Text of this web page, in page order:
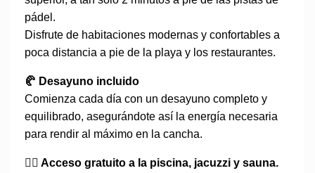
pádel.
Disfrute de habitaciones modernas y confortables a
poca distancia a pie de la playa y los restaurantes.
🥐 Desayuno incluido
Comienza cada día con un desayuno completo y
equilibrado, asegurándote así la energía necesaria
para rendir al máximo en la cancha.
🏊‍♀️ Acceso gratuito a la piscina, jacuzzi y sauna.